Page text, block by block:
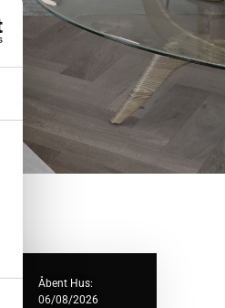
Åbent Hus:
06/08/2026